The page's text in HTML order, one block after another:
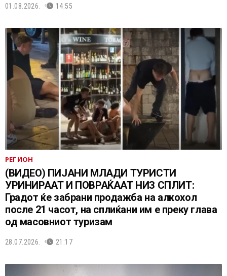
01.08.2026. 14:55
РЕГИОН
(ВИДЕО) ПИЈАНИ МЛАДИ ТУРИСТИ
УРИНИРААТ И ПОВРАЌААТ НИЗ СПЛИТ:
Градот ќе забрани продажба на алкохол
после 21 часот, на сплиќани им е преку глава
од масовниот туризам
28.07.2026. 21:17